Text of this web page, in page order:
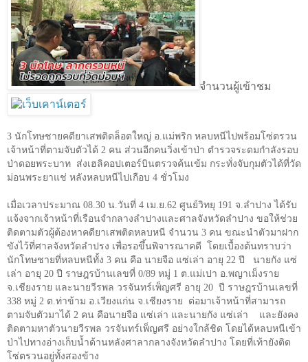
จำนวนผู้เข้าชม
3 นักโทษชายคดียาเสพติดล็อตใหญ่ อ.แม่พริก หลบหนีไปพร้อมโซ่ตรวน
เจ้าหน้าที่ตามจับตัวได้ 2 คน ส่วนอีกคนวิ่งเข้าป่า ตำรวจระดมกำลังรอบ
ป่าดอยพระบาท ส่งเฮลิคอปเตอร์บินตรวจค้นเข้ม กระทั่งจับกุมตัวได้ที่วัด
ม่อนพระยาแช่ หลังหลบหนีไปเกือบ 4 ชั่วโมง
เมื่อเวลาประมาณ 08.30 น.วันที่ 4 เม.ย. 62 ศูนย์วิทยุ 191 จ.ลำปาง ได้รับ
แจ้งจากเจ้าหน้าที่เรือนจำกลางลำปางและศาลจังหวัดลำปาง ขอให้ช่วย
ติดตามตัวผู้ต้องหาคดียาเสพติดหลบหนี จำนวน 3 คน ขณะนำตัวมาฝาก
ขังไว้ที่ศาลจังหวัดลำปรง เพื่อรอขึ้นพิจารณาคดี โดยเบื้องต้นทราบว่า
นักโทษชายที่หลบหนีทั้ง 3 คน คือ นายจือ แซ่เล่า อายุ 22 ปี นายกัง แซ่
เล่า อายุ 20 ปี ราษฎรบ้านเลขที่ 0/89 หมู่ 1 ต.แม่เปา อ.พญาเม็งราย
จ.เชียงราย และนายวีรพล วรจันทร์เพ็ญศรี อายุ 20 ปี ราษฎรบ้านเลขที่
338 หมู่ 2 ต.ท่าข้าม อ.เวียงแก่น จ.เชียงราย ต่อมาเจ้าหน้าที่สามารถ
ตามจับตัวมาได้ 2 คน คือนายจือ แซ่เล่า และนายกัง แซ่เล่า และยังคง
ติดตามหาตัวนายวีรพล วรจันทร์เพ็ญศรี อย่างใกล้ชิด โดยได้หลบหนีเข้า
ป่าไปทางอ่างเก็บน้ำด้านหลังศาลากลางจังหวัดลำปาง โดยที่เท้ายังติด
โซ่ตรวนอยู่ทั้งสองข้าง